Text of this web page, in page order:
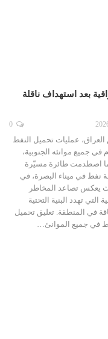
بعد استهداف ناقلة
عمليات تحميل النفط
في جميع موانئه الجنوبية،
اصطدمت طائرة مسيّرة
نفط في ميناء البصرة، في
يعكس تصاعد المخاطر
التي تهدد البنية التحتية
في المنطقة. تعليق تحميل
في جميع الموانئ…